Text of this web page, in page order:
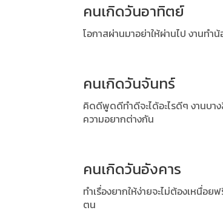
คนเกิดวันอาทิตย์
โอกาสผ่านมาอย่าให้ผ่านไป งานท
คนเกิดวันจันทร์
คิดดีพูดดีทำดีจะได้อะไรดีๆ งานบา
ความอยากต่างกัน
คนเกิดวันอังคาร
ทำเรื่องยากให้ง่ายจะไม่ต้องเหนื่อย
ตน